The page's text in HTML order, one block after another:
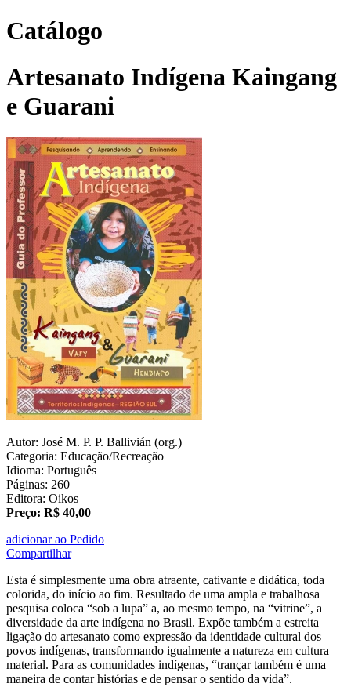
Catálogo
Artesanato Indígena Kaingang
e Guarani
Autor: José M. P. P. Ballivián (org.)
Categoria: Educação/Recreação
Idioma: Português
Páginas: 260
Editora: Oikos
Preço: R$ 40,00
adicionar ao Pedido
Compartilhar
Esta é simplesmente uma obra atraente, cativante e didática, toda
colorida, do início ao fim. Resultado de uma ampla e trabalhosa
pesquisa coloca “sob a lupa” a, ao mesmo tempo, na “vitrine”, a
diversidade da arte indígena no Brasil. Expõe também a estreita
ligação do artesanato como expressão da identidade cultural dos
povos indígenas, transformando igualmente a natureza em cultura
material. Para as comunidades indígenas, “trançar também é uma
maneira de contar histórias e de pensar o sentido da vida”.